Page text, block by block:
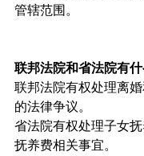
管辖范围。
联邦法院和省法院有
联邦法院有权处理离
的法律争议。
省法院有权处理子女
抚养费相关事宜。